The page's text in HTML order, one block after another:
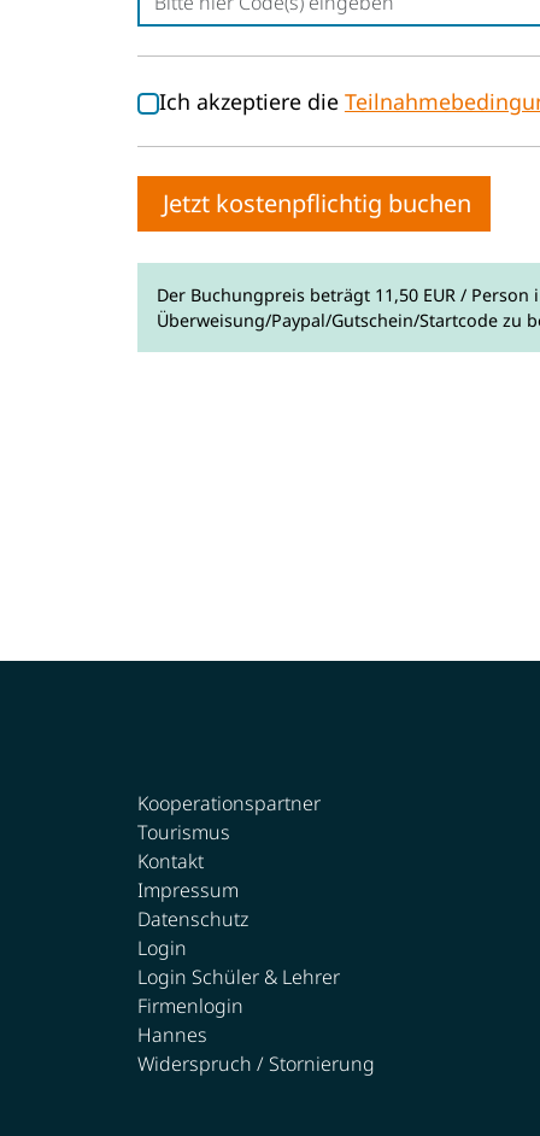
Ich akzeptiere die
Jetzt kostenpflichtig buchen
Der Buchungpreis beträgt 11,50 EUR /
Überweisung/Paypal/Gutschein/Startcode zu
Kooperationspartner
Tourismus
Kontakt
Impressum
Datenschutz
Login
Login Schüler & Lehrer
Firmenlogin
Hannes
Widerspruch / Stornierung